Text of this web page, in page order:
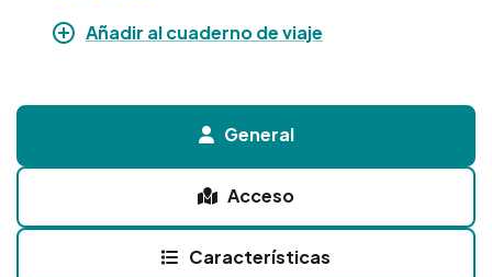
Añadir al cuaderno de viaje
General
Acceso
Características